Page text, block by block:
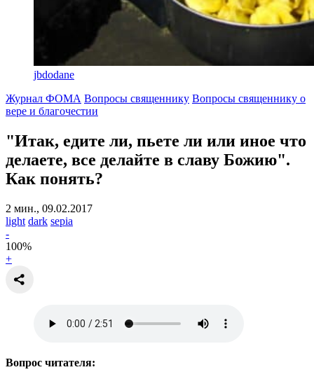
jbdodane
Журнал ФОМА Вопросы священнику Вопросы священнику о
вере и благочестии
"Итак, едите ли, пьете ли или иное что
делаете, все делайте в славу Божию".
Как понять?
2 мин., 09.02.2017
light dark sepia
-
100%
+
Вопрос читателя: